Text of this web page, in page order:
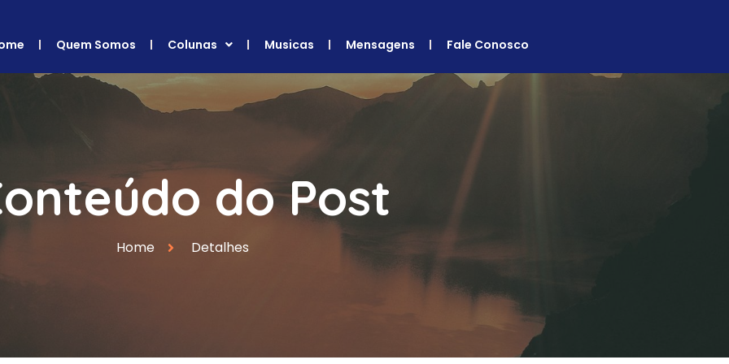
Quem Somos Colunas Musicas Mensagens Fale Conosco
do Post
Home Detalhes